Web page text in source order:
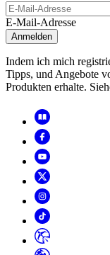
E-Mail-Adresse
Anmelden
Indem ich mich
Tipps, und Angebote
Produkten erhalte.